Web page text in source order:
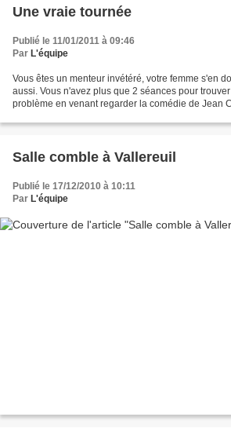
Une vraie tournée
Publié le 11/01/2011 à 09:46
Par L'équipe
Vous êtes un menteur invétéré, votre femme s'en
aussi. Vous n'avez plus que 2 séances pour
problème en venant regarder la comédie de Jean
Salle comble à Vallereuil
Publié le 17/12/2010 à 10:11
Par L'équipe